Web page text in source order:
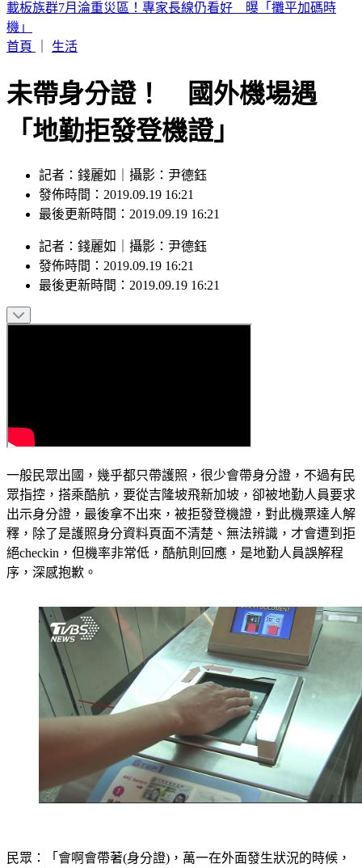
劉亞仁「男男私密照」外流！高調索吻告白 韓網震撼：新男
友？
首頁
生活
未帶身分證！ 國外機場遇
「地勤拒發登機證」
記者：錢麗如｜攝影：尹德鈺
發佈時間：2019.09.19 16:21
最後更新時間：2019.09.19 16:21
記者 ： 錢麗如 攝影 ： 尹德鈺
發佈時間： 2019.09.19 16:21
最後更新時間： 2019.09.19 16:21
一般民眾出國，幾乎都只帶護照，很少會帶身分證，不過有民
眾指控，搭乘酷航，要從吉隆坡飛新加坡，卻被地勤人員要求
出示身分證，最後拿不出來，被拒發登機證，對此機票達人解
釋，除了是護照身分資料頁面不清楚、無法辨識，才會遭到拒
絕checkin，但機率非常低，酷航則回應，是地勤人員誤解程
序，深感抱歉。
民眾：「會啊會帶著(身分證)，萬一在外面發生狀況的時候，